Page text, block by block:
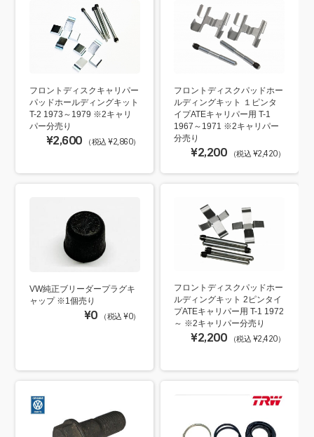
フロントディスクキャリパー
パッドホールディングキット
T-2 1973～1979 ※2キャリ
パー分売り
¥2,600 （税込 ¥2,860）
フロントディスクパッドホー
ルディングキット １ピンタ
イプATEキャリパー用 T-1
1967～1971 ※2キャリパー
分売り
¥2,200 （税込 ¥2,420）
VW純正ブリーダープラグキ
ャップ ※1個売り
¥0 （税込 ¥0）
フロントディスクパッドホー
ルディングキット 2ピンタイ
プATEキャリパー用 T-1 1972
～ ※2キャリパー分売り
¥2,200 （税込 ¥2,420）